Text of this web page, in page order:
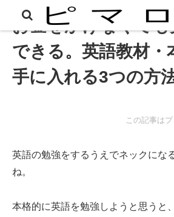
お金をかけなくても
できる。英語教材・
手に入れる3つの方
この記事は
英語の勉強をするうえでネックにな
ね。
本格的に英語を勉強しようと思うと